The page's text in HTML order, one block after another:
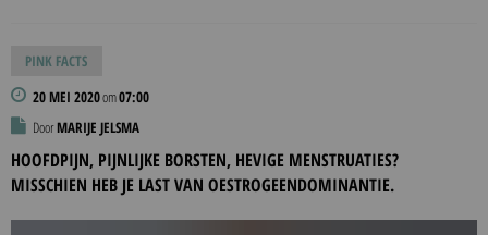
PINK FACTS
20 MEI 2020om07:00
DoorMARIJE JELSMA
HOOFDPIJN, PIJNLIJKE BORSTEN, HEVIGE MENSTRUATIES?
MISSCHIEN HEB JE LAST VAN OESTROGEENDOMINANTIE.